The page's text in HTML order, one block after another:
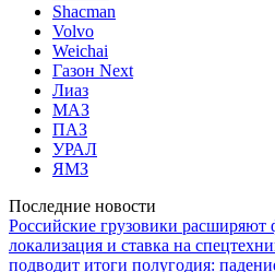
Shacman
Volvo
Weichai
Газон Next
Лиаз
МАЗ
ПАЗ
УРАЛ
ЯМЗ
Последние новости
Российские грузовики
локализация и ставка на
подводит итоги полугодия: